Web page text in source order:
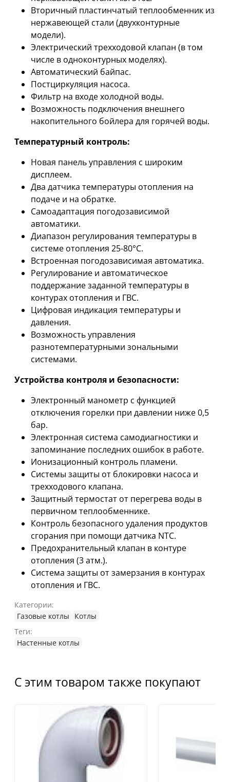
Вторичный пластинчатый теплообменник из
нержавеющей стали (двухконтурные
модели).
Электрический трехходовой клапан (в том
числе в одноконтурных моделях).
Автоматический байпас.
Постциркуляция насоса.
Фильтр на входе холодной воды.
Возможность подключения внешнего
накопительного бойлера для горячей воды.
Температурный контроль:
Новая панель управления с широким
дисплеем.
Два датчика температуры отопления на
подаче и на обратке.
Самоадаптация погодозависимой
автоматики.
Диапазон регулирования температуры в
системе отопления 25-80°С.
Встроенная погодозависимая автоматика.
Регулирование и автоматическое
поддержание заданной температуры в
контурах отопления и ГВС.
Цифровая индикация температуры и
давления.
Возможность управления
разнотемпературными зональными
системами.
Устройства контроля и безопасности:
Электронный манометр с функцией
отключения горелки при давлении ниже 0,5
бар.
Электронная система самодиагностики и
запоминание последних ошибок в работе.
Ионизационный контроль пламени.
Системы защиты от блокировки насоса и
трехходового клапана.
Защитный термостат от перегрева воды в
первичном теплообменнике.
Контроль безопасного удаления продуктов
сгорания при помощи датчика NTC.
Предохранительный клапан в контуре
отопления (3 атм.).
Система защиты от замерзания в контурах
отопления и ГВС.
Категории:
Газовые котлы
Котлы
Теги:
Настенные котлы
С этим товаром также покупают